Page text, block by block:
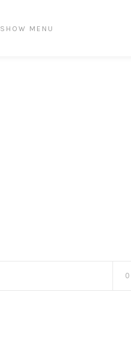
SHOW MENU
0